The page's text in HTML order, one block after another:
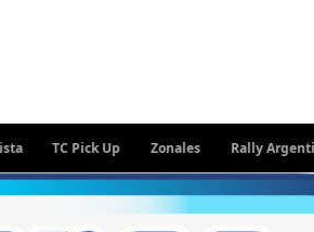
Pick Up Zonales Rally Argentino